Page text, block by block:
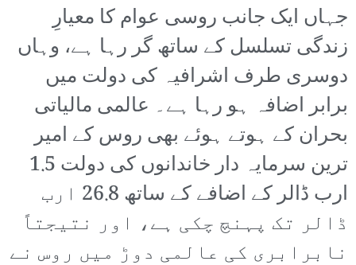
جہاں ایک جانب روسی عوام کا معیارِ
زندگی تسلسل کے ساتھ گر رہا ہے، وہاں
دوسری طرف اشرافیہ کی دولت میں
برابر اضافہ ہو رہا ہے۔ عالمی مالیاتی
بحران کے ہوتے ہوئے بھی روس کے امیر
ترین سرمایہ دار خاندانوں کی دولت 1.5
ارب ڈالر کے اضافے کے ساتھ 26.8 ارب
ڈالر تک پہنچ چکی ہے، اور نتیجتاً
نابرابری کی عالمی دوڑ میں روس نے